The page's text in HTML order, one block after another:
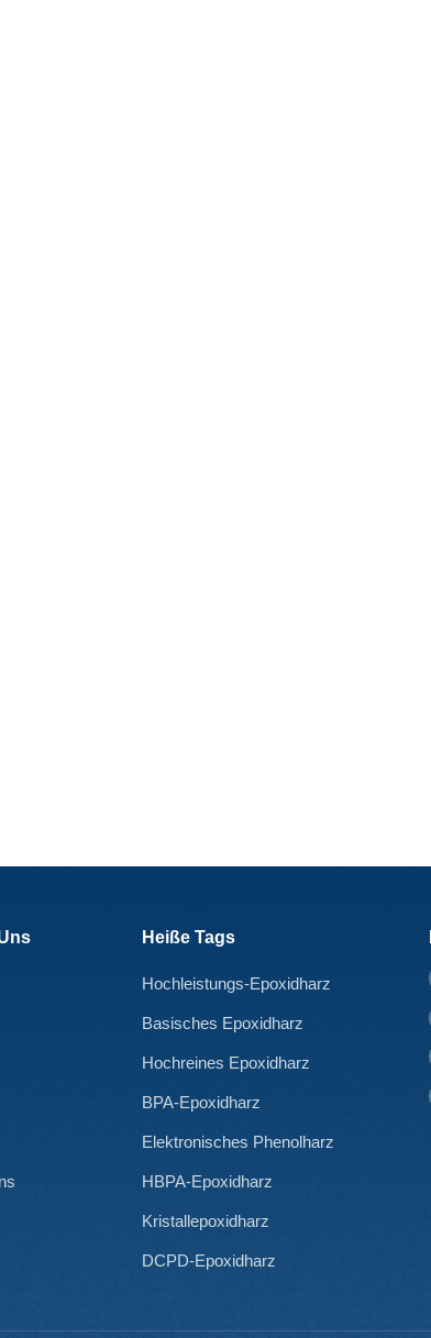
Heiße Tags
Hochleistungs-Epoxidharz
Basisches Epoxidharz
Hochreines Epoxidharz
BPA-Epoxidharz
Elektronisches Phenolharz
HBPA-Epoxidharz
Kristallepoxidharz
DCPD-Epoxidharz